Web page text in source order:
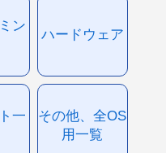
ン
ハードウェア
一
その他、全OS
用一覧